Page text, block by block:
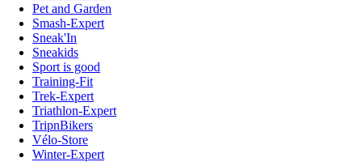
Pet and Garden
Smash-Expert
Sneak'In
Sneakids
Sport is good
Training-Fit
Trek-Expert
Triathlon-Expert
TripnBikers
Vélo-Store
Winter-Expert